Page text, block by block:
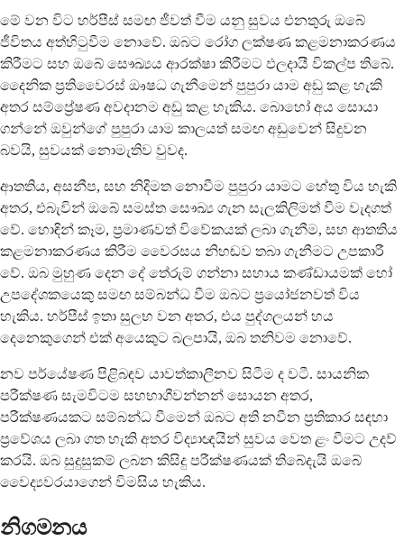
මේ වන විට හර්පීස් සමඟ ජීවත් වීම යනු සුවය එනතුරු ඔබේ
ජීවිතය අත්හිටුවීම නොවේ. ඔබට රෝග ලක්ෂණ කළමනාකරණය
කිරීමට සහ ඔබේ සෞඛ්‍යය ආරක්ෂා කිරීමට ඵලදායී විකල්ප තිබේ.
දෛනික ප්‍රතිවෛරස් ඖෂධ ගැනීමෙන් පුපුරා යාම අඩු කළ හැකි
අතර සම්ප්‍රේෂණ අවදානම අඩු කළ හැකිය. බොහෝ අය සොයා
ගන්නේ ඔවුන්ගේ පුපුරා යාම කාලයත් සමඟ අඩුවෙන් සිදුවන
බවයි, සුවයක් නොමැතිව වුවද.
ආතතිය, අසනීප, සහ නිදිමත නොවීම පුපුරා යාමට හේතු විය හැකි
අතර, එබැවින් ඔබේ සමස්ත සෞඛ්‍ය ගැන සැලකිලිමත් වීම වැදගත්
වේ. හොඳින් කෑම, ප්‍රමාණවත් විවේකයක් ලබා ගැනීම, සහ ආතතිය
කළමනාකරණය කිරීම වෛරසය නිහඬව තබා ගැනීමට උපකාරී
වේ. ඔබ මුහුණ දෙන දේ තේරුම් ගන්නා සහාය කණ්ඩායමක් හෝ
උපදේශකයෙකු සමඟ සම්බන්ධ වීම ඔබට ප්‍රයෝජනවත් විය
හැකිය. හර්පීස් ඉතා සුලභ වන අතර, එය පුද්ගලයන් හය
දෙනෙකුගෙන් එක් අයෙකුට බලපායි, ඔබ තනිවම නොවේ.
නව පර්යේෂණ පිළිබඳව යාවත්කාලීනව සිටීම ද වටී. සායනික
පරීක්ෂණ සැමවිටම සහභාගීවන්නන් සොයන අතර,
පරීක්ෂණයකට සම්බන්ධ වීමෙන් ඔබට අති නවීන ප්‍රතිකාර සඳහා
ප්‍රවේශය ලබා ගත හැකි අතර විද්‍යාඥයින් සුවය වෙත ළං වීමට උදව්
කරයි. ඔබ සුදුසුකම් ලබන කිසිදු පරීක්ෂණයක් තිබේදැයි ඔබේ
වෛද්‍යවරයාගෙන් විමසිය හැකිය.
නිගමනය